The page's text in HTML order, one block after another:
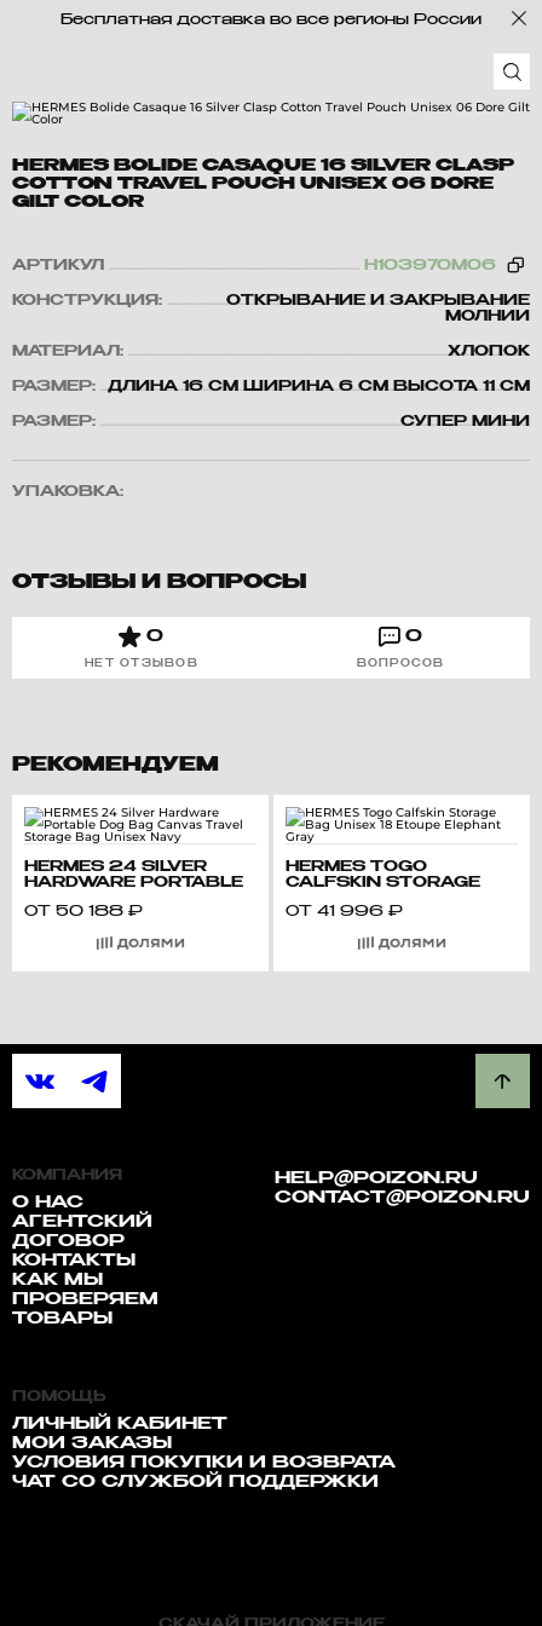
Бесплатная доставка во все регионы России
HERMES BOLIDE CASAQUE 16 SILVER CLASP
COTTON TRAVEL POUCH UNISEX 06 DORE
GILT COLOR
АРТИКУЛ H103970M06
КОНСТРУКЦИЯ:
ОТКРЫВАНИЕ И ЗАКРЫВАНИЕ
МОЛНИИ
МАТЕРИАЛ: ХЛОПОК
РАЗМЕР: ДЛИНА 16 СМ ШИРИНА 6 СМ ВЫСОТА 11 СМ
РАЗМЕР: СУПЕР МИНИ
УПАКОВКА:
ОТЗЫВЫ И ВОПРОСЫ
0
НЕТ ОТЗЫВОВ
0
ВОПРОСОВ
РЕКОМЕНДУЕМ
HERMES 24 SILVER
HARDWARE PORTABLE
TRAVEL STORAGE BAG
ОТ 50 188 ₽
HERMES TOGO
CALFSKIN STORAGE
ELEPHANT GRAY
ОТ 41 996 ₽
КОМПАНИЯ
О НАС
АГЕНТСКИЙ
ДОГОВОР
КОНТАКТЫ
КАК МЫ
ПРОВЕРЯЕМ
ТОВАРЫ
HELP@POIZON.RU
CONTACT@POIZON.RU
ПОМОЩЬ
ЛИЧНЫЙ КАБИНЕТ
МОИ ЗАКАЗЫ
УСЛОВИЯ ПОКУПКИ И ВОЗВРАТА
ЧАТ СО СЛУЖБОЙ ПОДДЕРЖКИ